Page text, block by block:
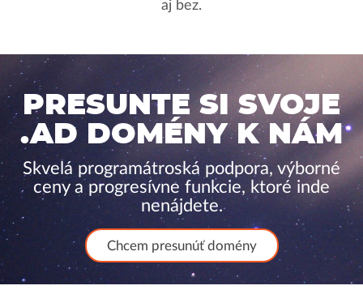
aj bez.
PRESUNTE SI SVOJE
.AD DOMÉNY K NÁM
Skvelá programátroská podpora, výborné
ceny a progresívne funkcie, ktoré inde
nenájdete.
Chcem presunúť domény